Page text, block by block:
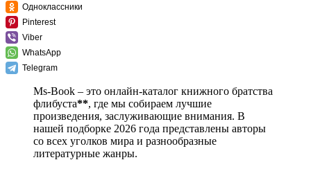
Одноклассники
Pinterest
Viber
WhatsApp
Telegram
Ms-Book – это онлайн-каталог книжного братства
флибуста**, где мы собираем лучшие
произведения, заслуживающие внимания. В
нашей подборке 2026 года представлены авторы
со всех уголков мира и разнообразные
литературные жанры.